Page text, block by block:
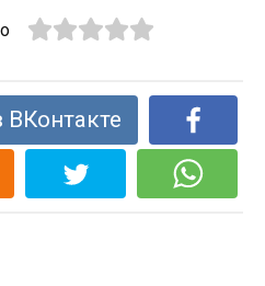
ВКонтакте